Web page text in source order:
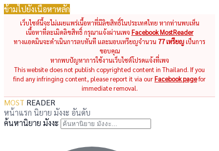
ข้ามไปยังเนื้อหาหลัก
เว็บไซต์นี้จะไม่เผยแพร่เนื้อหาที่มีลิขสิทธิ์ในประเทศไทย หากท่านพบเห็น
เนื้อหาที่ละเมิดลิขสิทธิ์ กรุณาแจ้งผ่านเพจ Facebook MostReader
ทางแอดมินจะดำเนินการลบทันที และมอบเหรียญจำนวน 77 เหรียญเป็นการ
ขอบคุณ
หากพบปัญหาการใช้งานเว็บไซต์โปรดแจ้งที่เพจ
This website does not publish copyrighted content in Thailand. If you
find any infringing content, please report it via ourFacebook pagefor
immediate removal.
MOST READER
หน้าแรก นิยาย มังงะ อันดับ
ค้นหานิยาย มังงะ